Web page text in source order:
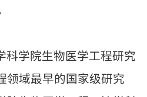
科学院生物医学工程研究
领域最早的国家级研究